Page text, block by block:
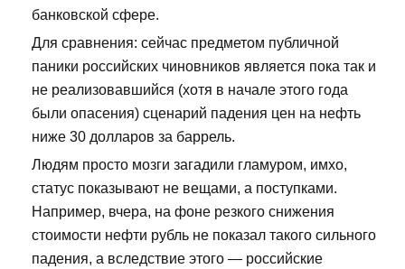
банковской сфере.
Для сравнения: сейчас предметом публичной
паники российских чиновников является пока так и
не реализовавшийся (хотя в начале этого года
были опасения) сценарий падения цен на нефть
ниже 30 долларов за баррель.
Людям просто мозги загадили гламуром, имхо,
статус показывают не вещами, а поступками.
Например, вчера, на фоне резкого снижения
стоимости нефти рубль не показал такого сильного
падения, а вследствие этого — российские